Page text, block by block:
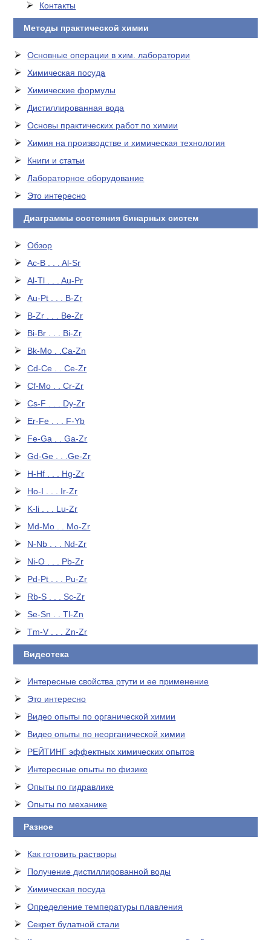
Контакты
Методы практической химии
Основные операции в хим. лаборатории
Химическая посуда
Химические формулы
Дистиллированная вода
Основы практических работ по химии
Химия на производстве и химическая технология
Книги и статьи
Лабораторное оборудование
Это интересно
Диаграммы состояния бинарных систем
Обзор
Ac-B . . . Al-Sr
Al-Tl . . . Au-Pr
Au-Pt . . . B-Zr
B-Zr . . . Be-Zr
Bi-Br . . . Bi-Zr
Bk-Mo . .Ca-Zn
Cd-Ce . . Ce-Zr
Cf-Mo . . Cr-Zr
Cs-F . . . Dy-Zr
Er-Fe . . . F-Yb
Fe-Ga . . Ga-Zr
Gd-Ge . . .Ge-Zr
H-Hf . . . Hg-Zr
Ho-I . . . Ir-Zr
K-li . . . Lu-Zr
Md-Mo . . Mo-Zr
N-Nb . . . Nd-Zr
Ni-O . . . Pb-Zr
Pd-Pt . . . Pu-Zr
Rb-S . . . Sc-Zr
Se-Sn . . Tl-Zn
Tm-V . . . Zn-Zr
Видеотека
Интересные свойства ртути и ее применение
Это интересно
Видео опыты по органической химии
Видео опыты по неорганической химии
РЕЙТИНГ эффектных химических опытов
Интересные опыты по физике
Опыты по гидравлике
Опыты по механике
Разное
Как готовить растворы
Получение дистиллированной воды
Химическая посуда
Определение температуры плавления
Секрет булатной стали